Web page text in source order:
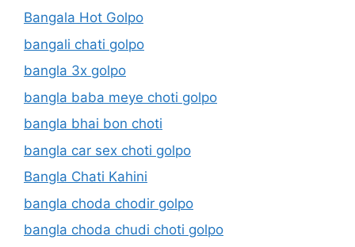
Bangala Hot Golpo
bangali chati golpo
bangla 3x golpo
bangla baba meye choti golpo
bangla bhai bon choti
bangla car sex choti golpo
Bangla Chati Kahini
bangla choda chodir golpo
bangla choda chudi choti golpo